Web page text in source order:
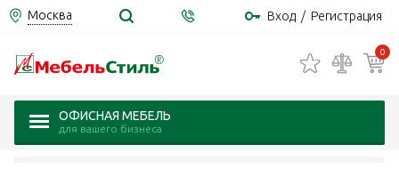
Москва Вход / Регистрация
0
ОФИСНАЯ МЕБЕЛЬ
для вашего бизнеса